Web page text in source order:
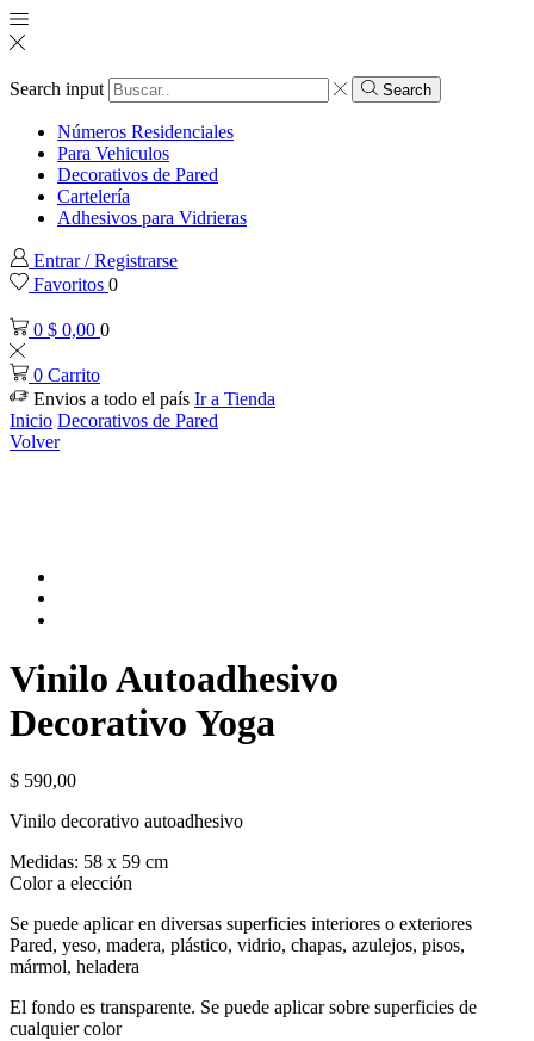
Search input Search
Números Residenciales
Para Vehiculos
Decorativos de Pared
Cartelería
Adhesivos para Vidrieras
Entrar / Registrarse
Favoritos 0
0 $ 0,00 0
0 Carrito
Envios a todo el país Ir a Tienda
Inicio Decorativos de Pared
Volver
Vinilo Autoadhesivo
Decorativo Yoga
$ 590,00
Vinilo decorativo autoadhesivo
Medidas: 58 x 59 cm
Color a elección
Se puede aplicar en diversas superficies interiores o exteriores
Pared, yeso, madera, plástico, vidrio, chapas, azulejos, pisos,
mármol, heladera
El fondo es transparente. Se puede aplicar sobre superficies de
cualquier color